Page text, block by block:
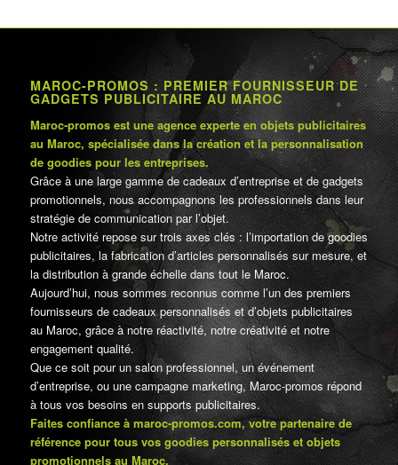
MAROC-PROMOS : PREMIER FOURNISSEUR DE
GADGETS PUBLICITAIRE AU MAROC
Maroc-promos est une agence experte en objets publicitaires
au Maroc, spécialisée dans la création et la personnalisation
de goodies pour les entreprises.
Grâce à une large gamme de cadeaux d’entreprise et de gadgets
promotionnels, nous accompagnons les professionnels dans leur
stratégie de communication par l’objet.
Notre activité repose sur trois axes clés : l’importation de goodies
publicitaires, la fabrication d’articles personnalisés sur mesure, et
la distribution à grande échelle dans tout le Maroc.
Aujourd’hui, nous sommes reconnus comme l’un des premiers
fournisseurs de cadeaux personnalisés et d’objets publicitaires
au Maroc, grâce à notre réactivité, notre créativité et notre
engagement qualité.
Que ce soit pour un salon professionnel, un événement
d’entreprise, ou une campagne marketing, Maroc-promos répond
à tous vos besoins en supports publicitaires.
Faites confiance à maroc-promos.com, votre partenaire de
référence pour tous vos goodies personnalisés et objets
promotionnels au Maroc.